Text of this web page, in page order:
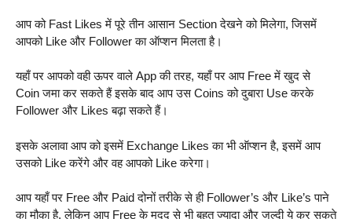
आप को Fast Likes में पूरे तीन आसान Section देखने को मिलेगा, जिसमें
आपको Like और Follower का ऑप्शन मिलता है।
यहाँ पर आपको वही ऊपर वाले App की तरह, यहाँ पर आप Free में खुद से
Coin जमा कर सकते हैं इसके बाद आप उस Coins को दुबारा Use करके
Follower और Likes बढ़ा सकते हैं।
इसके अलावा आप को इसमें Exchange Likes का भी ऑप्शन है, इसमें आप
उसको Like करेंगे और वह आपको Like करेगा।
आप यहाँ पर Free और Paid दोनों तरीके से ही Follower’s और Like’s पाने
का मौका है, लेकिन आप Free के मदद से भी बहुत ज्यादा और जल्दी ये कर सकते